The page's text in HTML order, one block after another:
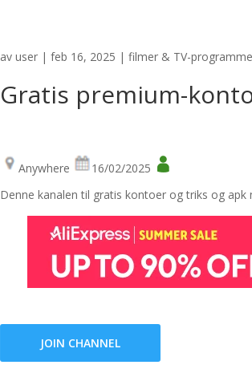
avuser |feb 16, 2025 |filmer & TV-
Gratis premium-
Anywhere
16/02/2025
Denne kanalen til gratis kontoer og triks og apk
JOIN CHANNEL